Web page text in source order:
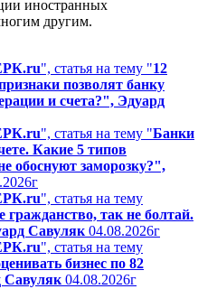
иностранных
другим.
", статья на тему "12
позволят банку
и счета?", Эдуард
", статья на тему "Банки
Какие 5 типов
обоснуют заморозку?",
", статья на тему
гражданство, так не болтай.
Савуляк 04.08.2026г
", статья на тему
бизнес по 82
Савуляк 04.08.2026г